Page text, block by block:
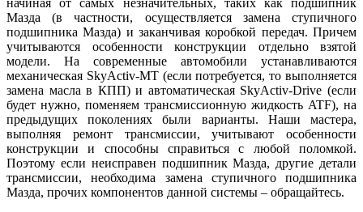
начиная от самых незначительных, таких как подшипник
Мазда (в частности, осуществляется замена ступичного
подшипника Мазда) и заканчивая коробкой передач. Причем
учитываются особенности конструкции отдельно взятой
модели. На современные автомобили устанавливаются
механическая SkyActiv-MT (если потребуется, то выполняется
замена масла в КПП) и автоматическая SkyActiv-Drive (если
будет нужно, поменяем трансмиссионную жидкость ATF), на
предыдущих поколениях были варианты. Наши мастера,
выполняя ремонт трансмиссии, учитывают особенности
конструкции и способны справиться с любой поломкой.
Поэтому если неисправен подшипник Мазда, другие детали
трансмиссии, необходима замена ступичного подшипника
Мазда, прочих компонентов данной системы – обращайтесь.